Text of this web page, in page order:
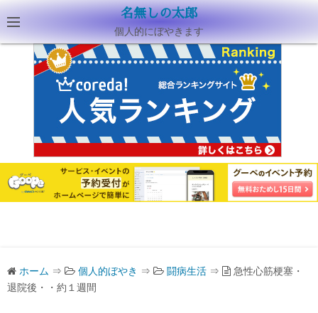
名無しの太郎
個人的にぼやきます
ホーム ⇒ 個人的ぼやき ⇒ 闘病生活 ⇒
急性心筋梗塞・
退院後・・約１週間